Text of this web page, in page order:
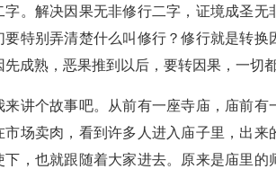
字。解决因果无非修行二字，证境成圣
要特别弄清楚什么叫修行？修行就是转
先成熟，恶果推到以后，要转因果，一切
来讲个故事吧。从前有一座寺庙，庙前
市场卖肉，看到许多人进入庙子里，出
下，也就跟随着大家进去。原来是庙里